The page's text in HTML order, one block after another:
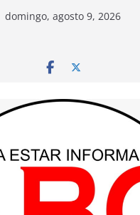
domingo, agosto 9, 2026